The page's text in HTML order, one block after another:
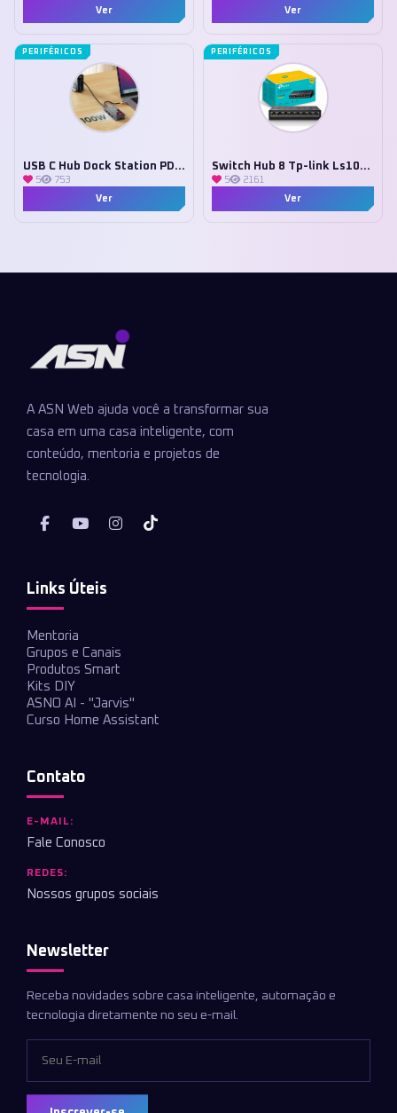
Ver
Ver
PERIFÉRICOS
USB C Hub Dock Station PD 100W
5
753
Ver
PERIFÉRICOS
Switch Hub 8 Tp-link Ls1008g
5
2161
Ver
A ASN Web ajuda você a transformar sua
casa em uma casa inteligente, com
conteúdo, mentoria e projetos de
tecnologia.
Links Úteis
Mentoria
Grupos e Canais
Produtos Smart
Kits DIY
ASNO AI - "Jarvis"
Curso Home Assistant
Contato
E-MAIL:
Fale Conosco
REDES:
Nossos grupos sociais
Newsletter
Receba novidades sobre casa inteligente, automação e
tecnologia diretamente no seu e-mail.